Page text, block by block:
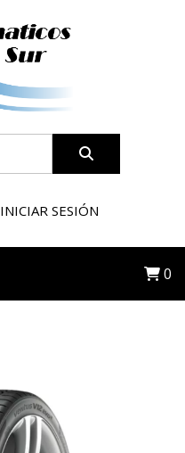
INICIAR SESIÓN
0